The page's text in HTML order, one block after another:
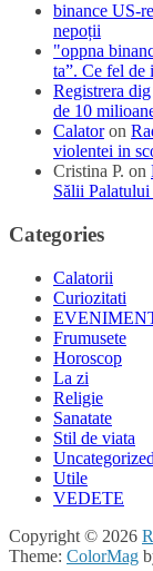
binance US-
nepoții
"oppna
ta”. Ce fel de
Registrera dig
de 10
Calatoron
violentei in
Cristina P. on
Sălii
Categories
Calatorii
Curiozitati
Frumusete
Horoscop
La zi
Religie
Sanatate
Stil de viata
Uncategorized
Utile
VEDETE
Copyright © 2026
Theme: ColorMag